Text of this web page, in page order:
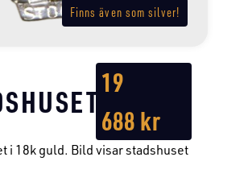
Finns även som silver!
19
688kr
i 18k guld. Bild visar stadshuset